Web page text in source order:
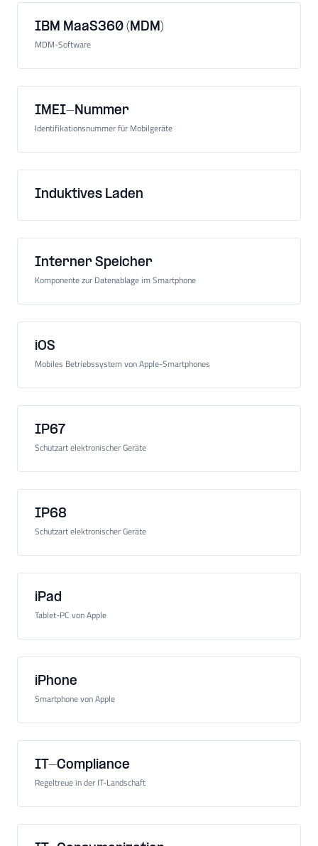
IBM MaaS360 (MDM)
MDM-Software
IMEI-Nummer
Identifikationsnummer für Mobilgeräte
Induktives Laden
Interner Speicher
Komponente zur Datenablage im Smartphone
iOS
Mobiles Betriebssystem von Apple-Smartphones
IP67
Schutzart elektronischer Geräte
IP68
Schutzart elektronischer Geräte
iPad
Tablet-PC von Apple
iPhone
Smartphone von Apple
IT-Compliance
Regeltreue in der IT-Landschaft